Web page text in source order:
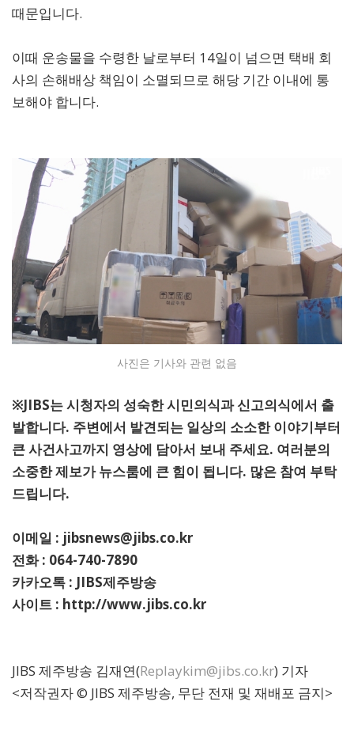
때문입니다.
이때 운송물을 수령한 날로부터 14일이 넘으면 택배 회
사의 손해배상 책임이 소멸되므로 해당 기간 이내에 통
보해야 합니다.
사진은 기사와 관련 없음
※JIBS는 시청자의 성숙한 시민의식과 신고의식에서 출
발합니다. 주변에서 발견되는 일상의 소소한 이야기부터
큰 사건사고까지 영상에 담아서 보내 주세요. 여러분의
소중한 제보가 뉴스룸에 큰 힘이 됩니다. 많은 참여 부탁
드립니다.
이메일 : jibsnews@jibs.co.kr
전화 : 064-740-7890
카카오톡 : JIBS제주방송
사이트 : http://www.jibs.co.kr
JIBS 제주방송 김재연(Replaykim@jibs.co.kr) 기자
<저작권자 © JIBS 제주방송, 무단 전재 및 재배포 금지>